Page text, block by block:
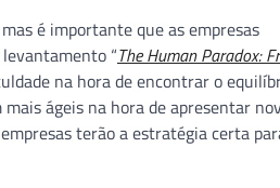
é importante que as empresas
“The Human Paradox:
na hora de encontrar o
ágeis na hora de apresentar
terão a estratégia certa